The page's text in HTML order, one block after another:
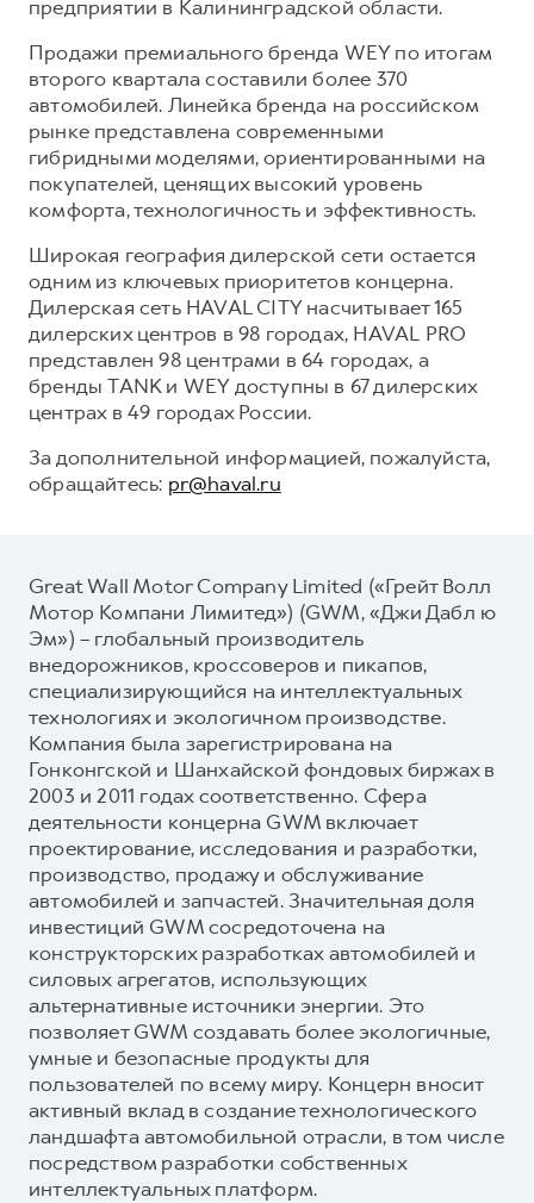
предприятии в Калининградской области.
Продажи премиального бренда WEY по итогам
второго квартала составили более 370
автомобилей. Линейка бренда на российском
рынке представлена современными
гибридными моделями, ориентированными на
покупателей, ценящих высокий уровень
комфорта, технологичность и эффективность.
Широкая география дилерской сети остается
одним из ключевых приоритетов концерна.
Дилерская сеть HAVAL CITY насчитывает 165
дилерских центров в 98 городах, HAVAL PRO
представлен 98 центрами в 64 городах, а
бренды TANK и WEY доступны в 67 дилерских
центрах в 49 городах России.
За дополнительной информацией, пожалуйста,
обращайтесь: pr@haval.ru
Great Wall Motor Company Limited («Грейт Волл
Мотор Компани Лимитед») (GWM, «Джи Дабл ю
Эм») – глобальный производитель
внедорожников, кроссоверов и пикапов,
специализирующийся на интеллектуальных
технологиях и экологичном производстве.
Компания была зарегистрирована на
Гонконгской и Шанхайской фондовых биржах в
2003 и 2011 годах соответственно. Сфера
деятельности концерна GWM включает
проектирование, исследования и разработки,
производство, продажу и обслуживание
автомобилей и запчастей. Значительная доля
инвестиций GWM сосредоточена на
конструкторских разработках автомобилей и
силовых агрегатов, использующих
альтернативные источники энергии. Это
позволяет GWM создавать более экологичные,
умные и безопасные продукты для
пользователей по всему миру. Концерн вносит
активный вклад в создание технологического
ландшафта автомобильной отрасли, в том числе
посредством разработки собственных
интеллектуальных платформ.